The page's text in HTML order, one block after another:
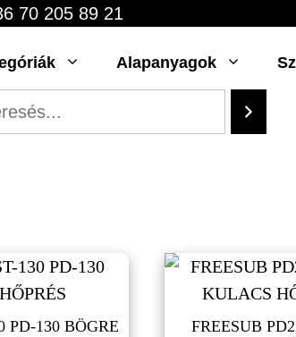
70 205 89 21
Alapanyagok
PD-130 BÖGRE
FREESUB